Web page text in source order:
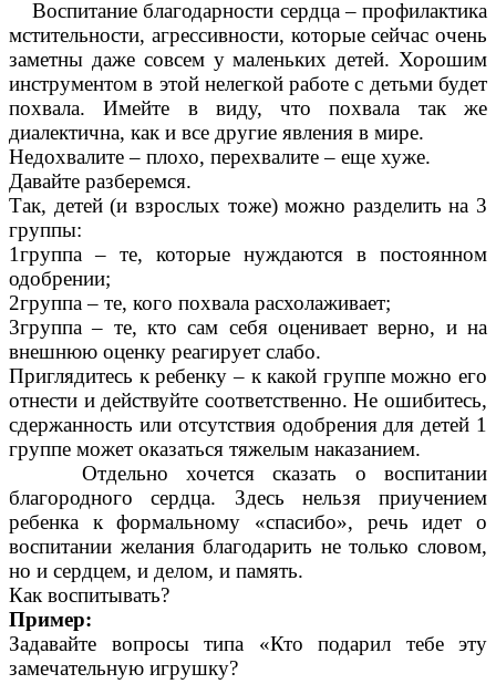
Воспитание благодарности сердца – профилактика
мстительности, агрессивности, которые сейчас очень
заметны даже совсем у маленьких детей. Хорошим
инструментом в этой нелегкой работе с детьми будет
похвала. Имейте в виду, что похвала так же
диалектична, как и все другие явления в мире.
Недохвалите – плохо, перехвалите – еще хуже.
Давайте разберемся.
Так, детей (и взрослых тоже) можно разделить на 3
группы:
1группа – те, которые нуждаются в постоянном
одобрении;
2группа – те, кого похвала расхолаживает;
3группа – те, кто сам себя оценивает верно, и на
внешнюю оценку реагирует слабо.
Приглядитесь к ребенку – к какой группе можно его
отнести и действуйте соответственно. Не ошибитесь,
сдержанность или отсутствия одобрения для детей 1
группе может оказаться тяжелым наказанием.
Отдельно хочется сказать о воспитании
благородного сердца. Здесь нельзя приучением
ребенка к формальному «спасибо», речь идет о
воспитании желания благодарить не только словом,
но и сердцем, и делом, и память.
Как воспитывать?
Пример:
Задавайте вопросы типа «Кто подарил тебе эту
замечательную игрушку?